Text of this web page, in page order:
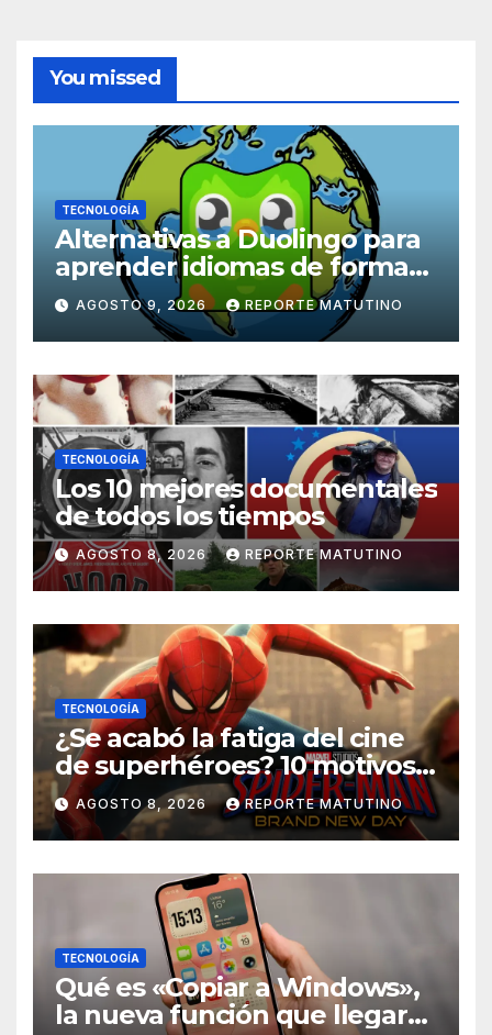
You missed
TECNOLOGÍA
Alternativas a Duolingo para
aprender idiomas de forma
práctica, inmersiva y divertida
AGOSTO 9, 2026 REPORTE MATUTINO
TECNOLOGÍA
Los 10 mejores documentales
de todos los tiempos
AGOSTO 8, 2026 REPORTE MATUTINO
TECNOLOGÍA
¿Se acabó la fatiga del cine
de superhéroes? 10 motivos
por los que ‘Spider-Man:
Brand New Day» desmiente
esa teoría
AGOSTO 8, 2026 REPORTE MATUTINO
TECNOLOGÍA
Qué es «Copiar a Windows»,
la nueva función que llegará